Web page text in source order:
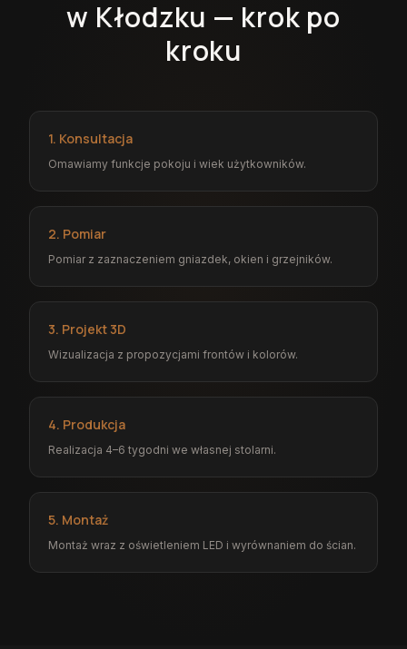
w Kłodzku — krok po
kroku
1. Konsultacja
Omawiamy funkcje pokoju i wiek użytkowników.
2. Pomiar
Pomiar z zaznaczeniem gniazdek, okien i grzejników.
3. Projekt 3D
Wizualizacja z propozycjami frontów i kolorów.
4. Produkcja
Realizacja 4–6 tygodni we własnej stolarni.
5. Montaż
Montaż wraz z oświetleniem LED i wyrównaniem do ścian.